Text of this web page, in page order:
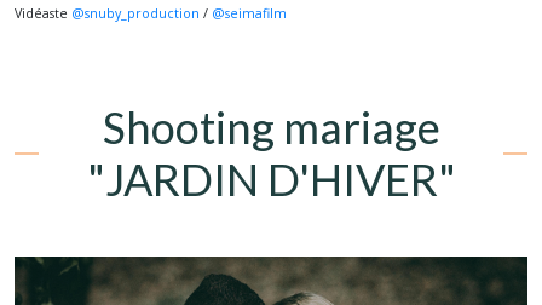
Vidéaste @snuby_production / @seimafilm
Shooting mariage
"JARDIN D'HIVER"